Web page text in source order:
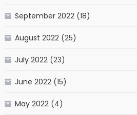
September 2022(18)
August 2022(25)
July 2022(23)
June 2022(15)
May 2022(4)